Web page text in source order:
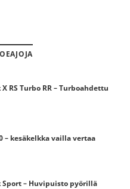
RS Turbo RR – Turboahdettu
– kesäkelkka vailla vertaa
Sport – Huvipuisto pyörillä